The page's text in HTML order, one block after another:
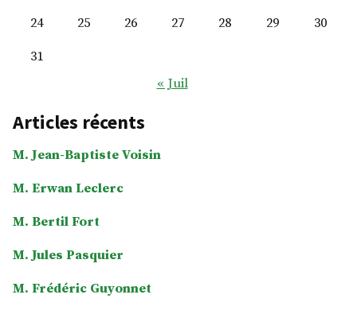
24
25 26 27 28 29
30
31
« Juil
Articles récents
M. Jean-Baptiste Voisin
M. Erwan Leclerc
M. Bertil Fort
M. Jules Pasquier
M. Frédéric Guyonnet